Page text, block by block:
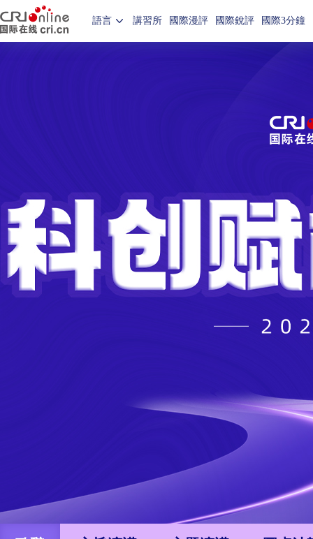
語言 講習所 國際漫評 國際銳評 國際3分鐘